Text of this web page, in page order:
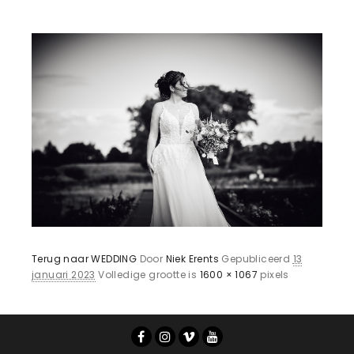
Terug naar WEDDING Door Niek Erents Gepubliceerd 13
januari 2023 Volledige grootte is 1600 × 1067 pixels